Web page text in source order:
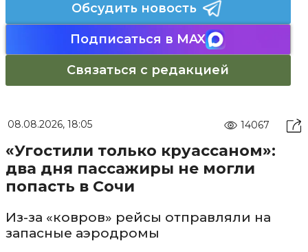
Обсудить новость
Подписаться в MAX
Связаться с редакцией
08.08.2026, 18:05 14067
«Угостили только круассаном»:
два дня пассажиры не могли
попасть в Сочи
Из-за «ковров» рейсы отправляли на
запасные аэродромы